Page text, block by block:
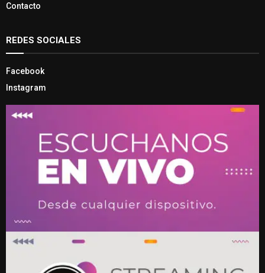
Contacto
REDES SOCIALES
Facebook
Instagram